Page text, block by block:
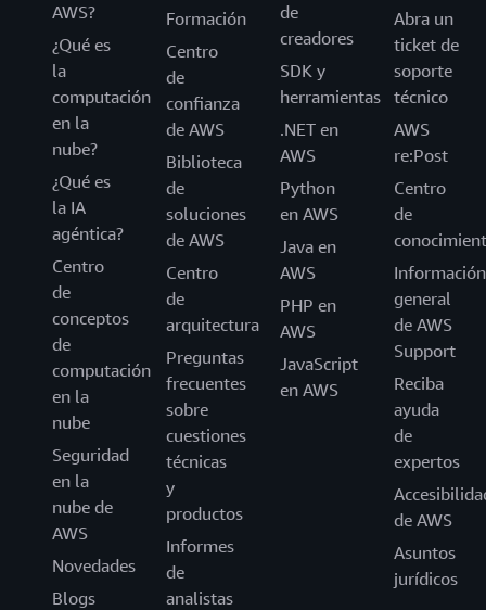
AWS?
¿Qué es
la
computación
en la
nube?
¿Qué es
la IA
agéntica?
Centro
de
conceptos
de
computación
en la
nube
Seguridad
en la
nube de
AWS
Novedades
Blogs
Formación
Centro
de
confianza
de AWS
Biblioteca
de
soluciones
de AWS
Centro
de
arquitectura
Preguntas
frecuentes
sobre
cuestiones
técnicas
y
productos
Informes
de
analistas
de
creadores
SDK y
herramientas
.NET en
AWS
Python
en AWS
Java en
AWS
PHP en
AWS
JavaScript
en AWS
Abra un
ticket de
soporte
técnico
AWS
re:Post
Centro
de
Información
general
de AWS
Support
Reciba
ayuda
de
expertos
de AWS
Asuntos
jurídicos